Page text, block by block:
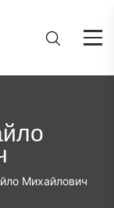
Михайлович